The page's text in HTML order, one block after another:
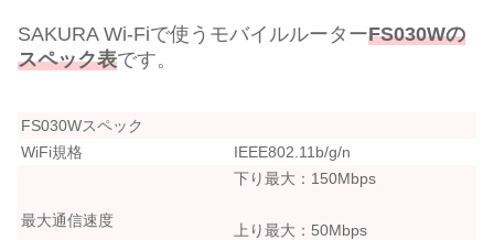
SAKURA Wi-Fiで使うモバイルルーターFS030Wの
スペック表です。
FS030Wスペック
WiFi規格
IEEE802.11b/g/n
最大通信速度
下り最大：150Mbps
上り最大：50Mbps